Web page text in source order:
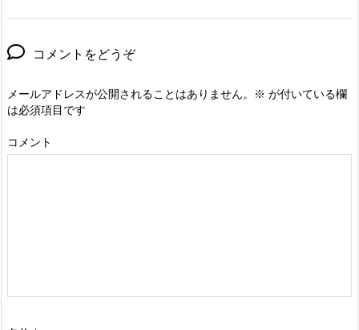
コメントをどうぞ
メールアドレスが公開されることはありません。 ※ が付いている欄
は必須項目です
コメント